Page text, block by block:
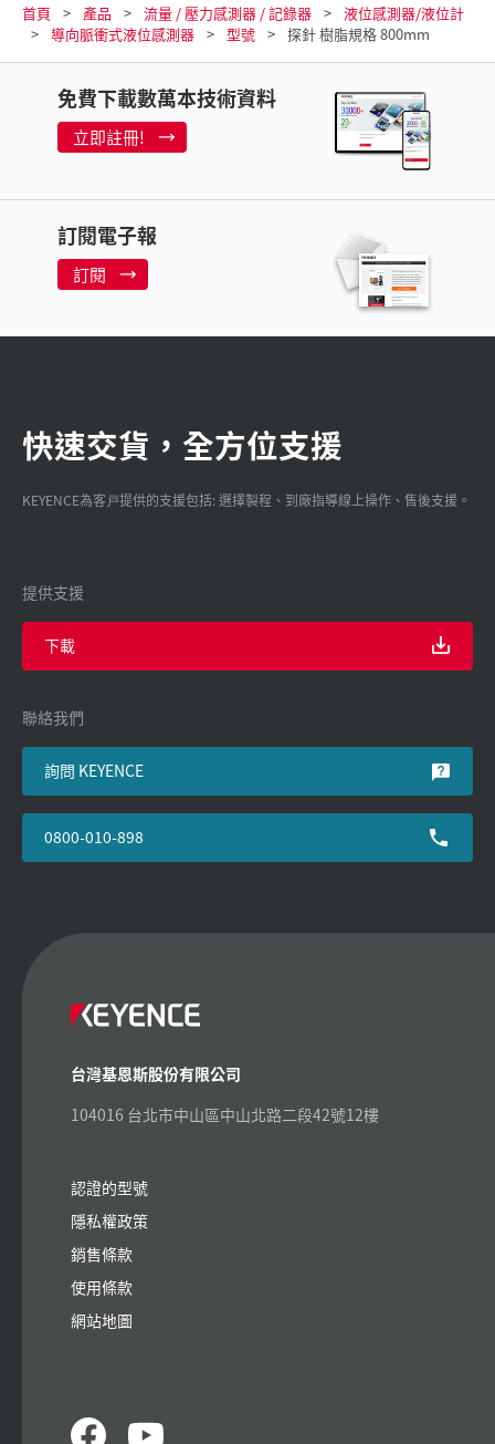
首頁 產品 流量 / 壓力感測器 / 記錄器
液位感測器/液位計
導向脈衝式液位感測器
型號 探針 樹脂規格 800mm
免費下載數萬本技術資料
立即註冊!
訂閱電子報
訂閱
快速交貨，全方位支援
KEYENCE為客戸提供的支援包括: 選擇製程、到廠指導線上操作、售後支援。
提供支援
下載
聯絡我們
詢問 KEYENCE
0800-010-898
台灣基恩斯股份有限公司
104016 台北市中山區中山北路二段42號12樓
認證的型號
隱私權政策
銷售條款
使用條款
網站地圖